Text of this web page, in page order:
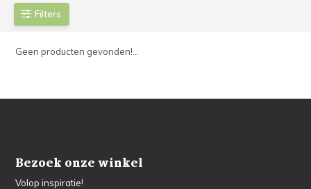
Filters
Geen producten gevonden!...
Bezoek onze winkel
Volop inspiratie!